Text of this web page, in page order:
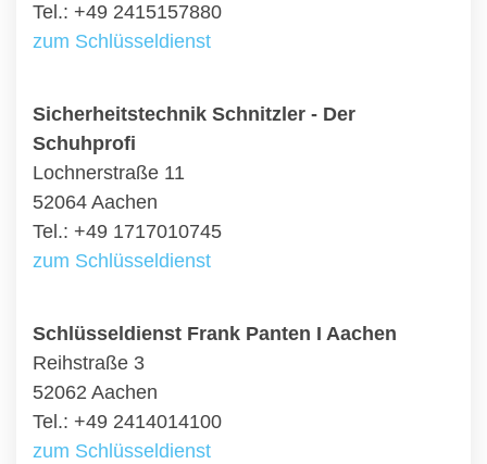
Tel.: +49 2415157880
zum Schlüsseldienst
Sicherheitstechnik Schnitzler - Der
Schuhprofi
Lochnerstraße 11
52064 Aachen
Tel.: +49 1717010745
zum Schlüsseldienst
Schlüsseldienst Frank Panten I Aachen
Reihstraße 3
52062 Aachen
Tel.: +49 2414014100
zum Schlüsseldienst